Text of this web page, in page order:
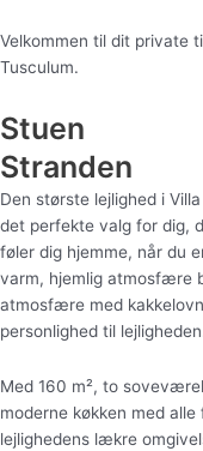
Velkommen til dit private
Tusculum.
Stuen
Stranden
Den største lejlighed i
det perfekte valg for dig,
føler dig hjemme, når du
varm, hjemlig atmosfære
atmosfære med
personlighed til
Med 160 m², to
moderne køkken med
lejlighedens lækre